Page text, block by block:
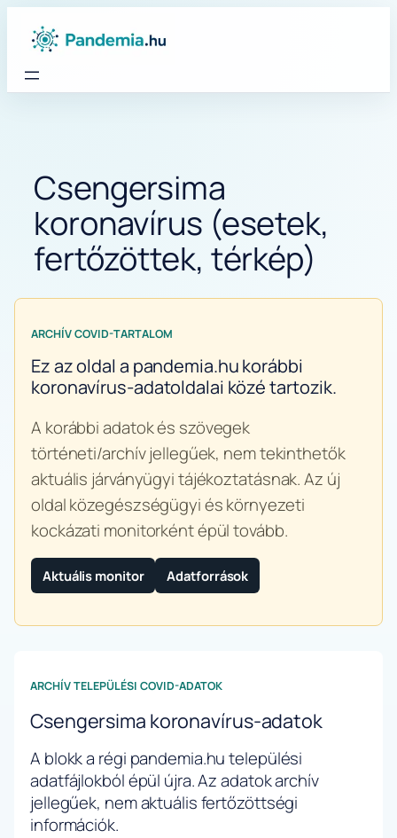
Csengersima
koronavírus (esetek,
fertőzöttek, térkép)
ARCHÍV COVID-TARTALOM
Ez az oldal a pandemia.hu korábbi
koronavírus-adatoldalai közé tartozik.
A korábbi adatok és szövegek
történeti/archív jellegűek, nem tekinthetők
aktuális járványügyi tájékoztatásnak. Az új
oldal közegészségügyi és környezeti
kockázati monitorként épül tovább.
Aktuális monitor Adatforrások
ARCHÍV TELEPÜLÉSI COVID-ADATOK
Csengersima koronavírus-adatok
A blokk a régi pandemia.hu települési
adatfájlokból épül újra. Az adatok archív
jellegűek, nem aktuális fertőzöttségi
információk.